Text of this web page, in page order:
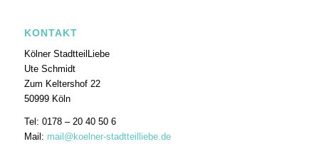
KONTAKT
Kölner StadtteilLiebe
Ute Schmidt
Zum Keltershof 22
50999 Köln
Tel: 0178 – 20 40 50 6
Mail: mail@koelner-stadtteilliebe.de